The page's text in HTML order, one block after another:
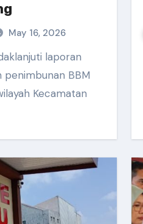
May 16, 2026
BBM
Kecamatan